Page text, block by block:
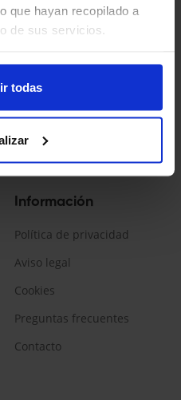
que hayan recopilado a
de sus servicios.
todas
dispensen
Información
Política de privacidad
Aviso legal
Cookies
Preguntas frecuentes
Contacto